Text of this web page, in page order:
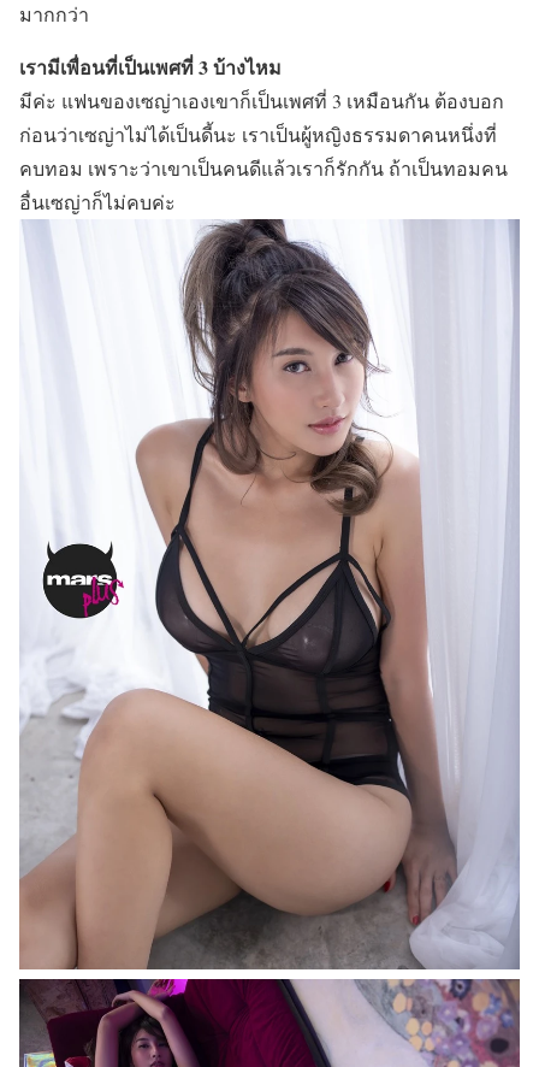
มากกว่า
เรามีเพื่อนที่เป็นเพศที่ 3 บ้างไหม
มีค่ะ แฟนของเซญ่าเองเขาก็เป็นเพศที่ 3 เหมือนกัน ต้องบอก
ก่อนว่าเซญ่าไม่ได้เป็นดี้นะ เราเป็นผู้หญิงธรรมดาคนหนึ่งที่
คบทอม เพราะว่าเขาเป็นคนดีแล้วเราก็รักกัน ถ้าเป็นทอมคน
อื่นเซญ่าก็ไม่คบค่ะ